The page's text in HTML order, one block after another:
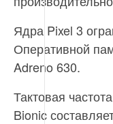
Ядра Pixel 3
Оперативной
Adreno 630.
Тактовая
Bionic